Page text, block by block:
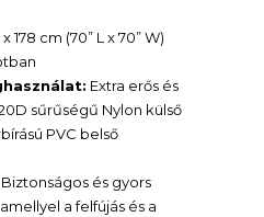
178 cm (70” L x 70” W)
Extra erős és
sűrűségű Nylon külső
PVC belső
Biztonságos és gyors
a felfújás és a